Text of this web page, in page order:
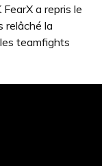
a repris le
relâché la
teamfights